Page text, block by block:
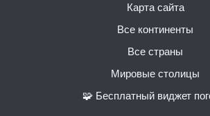
Карта сайта
Все континенты
Все страны
Мировые столицы
🧩 Бесплатный виджет